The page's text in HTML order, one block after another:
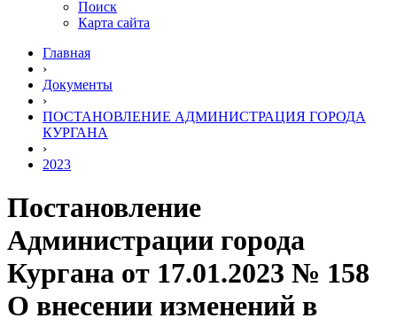
Поиск
Карта сайта
Главная
›
Документы
›
ПОСТАНОВЛЕНИЕ АДМИНИСТРАЦИЯ ГОРОДА
КУРГАНА
›
2023
Постановление
Администрации города
Кургана от 17.01.2023 № 158
О внесении изменений в